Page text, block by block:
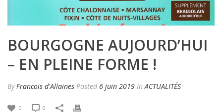
BOURGOGNE AUJOURD’HUI
– EN PLEINE FORME !
ByFrancois d'Allaines Posted 6 juin 2019 InACTUALITÉS
0 0